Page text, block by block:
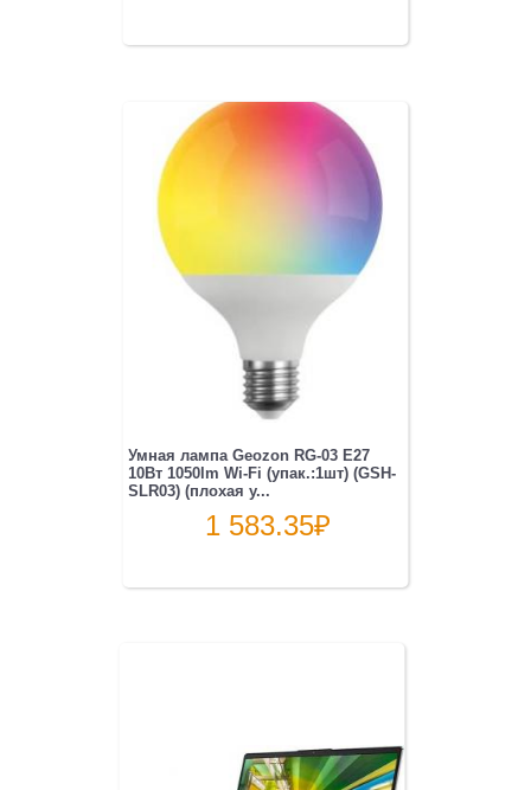
Умная лампа Geozon RG-03 E27
10Вт 1050lm Wi-Fi (упак.:1шт) (GSH-
SLR03) (плохая у...
1 583.35₽